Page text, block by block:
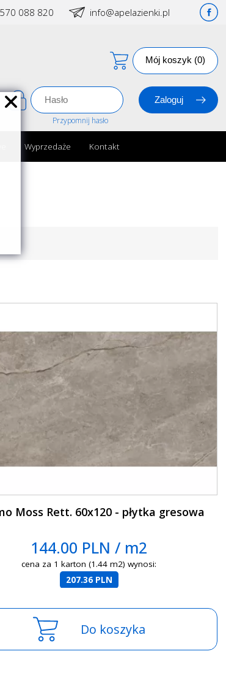
088 820 info@apelazienki.pl
Mój koszyk (0)
Przypomnij hasło
Wyprzedaże Kontakt
Moss Rett. 60x120 - płytka gresowa
144.00 PLN / m2
cena za 1 karton (1.44 m2) wynosi:
207.36 PLN
Do koszyka